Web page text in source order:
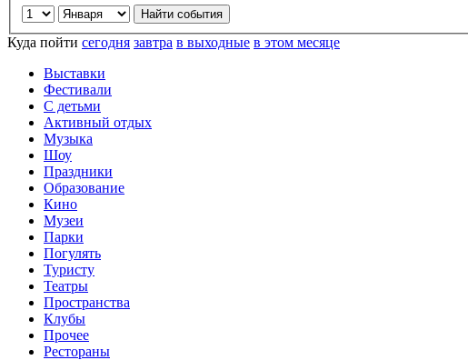
Куда пойти сегодня завтра в выходные в этом месяце
Выставки
Фестивали
С детьми
Активный отдых
Музыка
Шоу
Праздники
Образование
Кино
Музеи
Парки
Погулять
Туристу
Театры
Пространства
Клубы
Прочее
Рестораны